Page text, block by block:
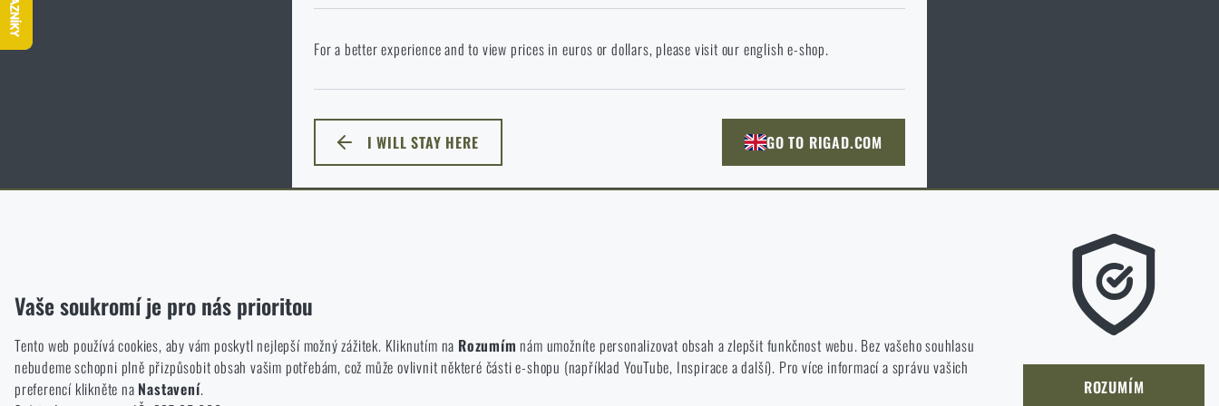
Ve vámi vybraném jazyce stránka neexistuje. Můžete tedy zůstat zde, nebo přejít na hlavní stránku cílového
jazyka. Jakou možnost si vyberete?
ZŮSTANU TADY PŘEJDU NA HLAVNÍ STRÁNKU
PŘEJÍT DO KOŠÍKU
ODEJÍT ROZUMÍM, POKRAČOVAT
For a better experience and to view prices in euros or dollars, please visit our english e-shop.
I WILL STAY HERE GO TO RIGAD.COM
Vaše soukromí je pro nás prioritou
Tento web používá cookies, aby vám poskytl nejlepší možný zážitek. Kliknutím na Rozumím nám umožníte personalizovat obsah a zlepšit funkčnost webu. Bez vašeho souhlasu
nebudeme schopni plně přizpůsobit obsah vašim potřebám, což může ovlivnit některé části e-shopu (například YouTube, Inspirace a další). Pro více informací a správu vašich
preferencí klikněte na Nastavení.
Do těchto cookies se anonymně ukládá, jakým způsobem procházíte a používáte náš web. Pomáhají nám lépe chápat, co se našim zákazníkům líbí a kterým směrem se máme ubírat.
Marketingové
Tyto cookies nám pomáhají optimalizovat reklamu směřující na náš e-shop, aby byla co nejvíce efektivní a náš obchod se mohl neustále rozvíjet a zlepšovat.
ROZUMÍM